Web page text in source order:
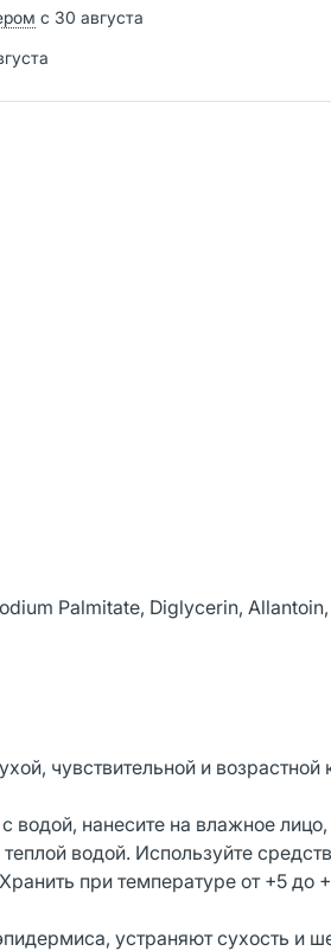
с 30 августа
Palmitate, Diglycerin, Allantoin,
чувствительной и возрастной
нанесите на влажное
водой. Используйте
при температуре от +5 до
устраняют сухость и